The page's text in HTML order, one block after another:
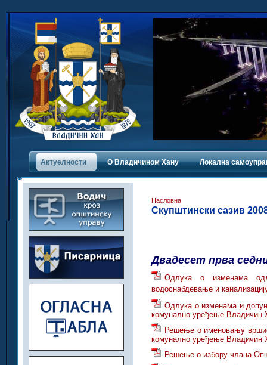
Актуелности О Владичинoм Хану Локална
Насловна
Скупштински сазив
Двадесет прва
Одлука о изменама
водоснабдевање и
Одлука о изменама и
комунално уређење Владичин
Решење о именовању
комунално уређење Владичин
Решење о избору члана